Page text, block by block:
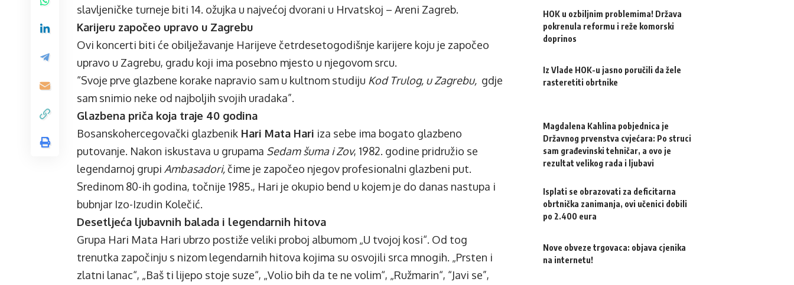
slavljeničke turneje biti 14. ožujka u najvećoj dvorani u Hrvatskoj – Areni Zagreb.
Karijeru započeo upravo u Zagrebu
Ovi koncerti biti će obilježavanje Harijeve četrdesetogodišnje karijere koju je započeo
upravo u Zagrebu, gradu koji ima posebno mjesto u njegovom srcu.
“Svoje prve glazbene korake napravio sam u kultnom studiju Kod Trulog, u Zagrebu, gdje
sam snimio neke od najboljih svojih uradaka”.
Glazbena priča koja traje 40 godina
Bosanskohercegovački glazbenik Hari Mata Hari iza sebe ima bogato glazbeno
putovanje. Nakon iskustava u grupama Sedam šuma i Zov, 1982. godine pridružio se
legendarnoj grupi Ambasadori,čime je započeo njegov profesionalni glazbeni put.
Sredinom 80-ih godina, točnije 1985., Hari je okupio bend u kojem je do danas nastupa i
bubnjar Izo-Izudin Kolečić.
Desetljeća ljubavnih balada i legendarnih hitova
Grupa Hari Mata Hari ubrzo postiže veliki proboj albumom „U tvojoj kosi“. Od tog
trenutka započinju s nizom legendarnih hitova kojima su osvojili srca mnogih. „Prsten i
zlatni lanac“, „Baš ti lijepo stoje suze“, „Volio bih da te ne volim“, „Ružmarin“, “Javi se”,
HOK u ozbiljnim problemima! Država
pokrenula reformu i reže komorski
doprinos
Iz Vlade HOK-u jasno poručili da žele
rasteretiti obrtnike
Magdalena Kahlina pobjednica je
Državnog prvenstva cvjećara: Po struci
sam građevinski tehničar, a ovo je
rezultat velikog rada i ljubavi
Isplati se obrazovati za deficitarna
obrtnička zanimanja, ovi učenici dobili
po 2.400 eura
Nove obveze trgovaca: objava cjenika
na internetu!